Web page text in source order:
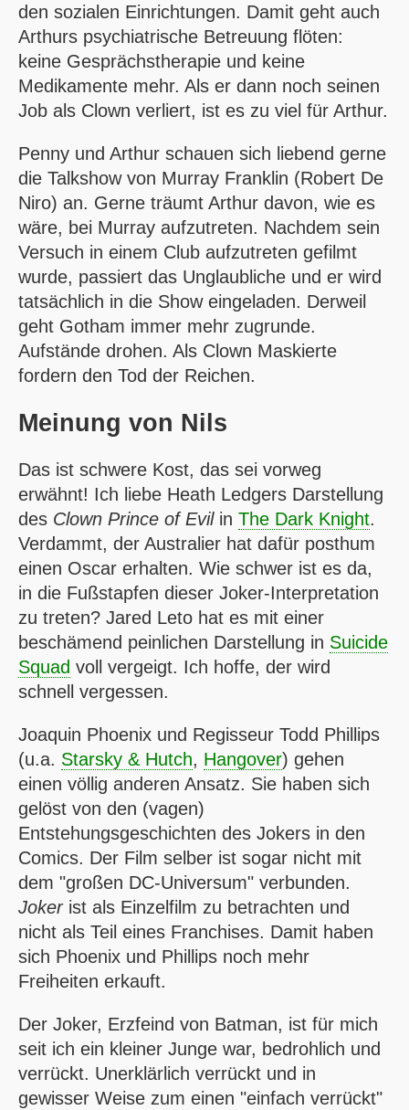
den sozialen Einrichtungen. Damit geht auch
Arthurs psychiatrische Betreuung flöten:
keine Gesprächstherapie und keine
Medikamente mehr. Als er dann noch seinen
Job als Clown verliert, ist es zu viel für Arthur.
Penny und Arthur schauen sich liebend gerne
die Talkshow von Murray Franklin (Robert De
Niro) an. Gerne träumt Arthur davon, wie es
wäre, bei Murray aufzutreten. Nachdem sein
Versuch in einem Club aufzutreten gefilmt
wurde, passiert das Unglaubliche und er wird
tatsächlich in die Show eingeladen. Derweil
geht Gotham immer mehr zugrunde.
Aufstände drohen. Als Clown Maskierte
fordern den Tod der Reichen.
Meinung von Nils
Das ist schwere Kost, das sei vorweg
erwähnt! Ich liebe Heath Ledgers Darstellung
des Clown Prince of Evilin The Dark Knight.
Verdammt, der Australier hat dafür posthum
einen Oscar erhalten. Wie schwer ist es da,
in die Fußstapfen dieser Joker-Interpretation
zu treten? Jared Leto hat es mit einer
beschämend peinlichen Darstellung in Suicide
Squad voll vergeigt. Ich hoffe, der wird
schnell vergessen.
Joaquin Phoenix und Regisseur Todd Phillips
(u.a. Starsky & Hutch, Hangover) gehen
einen völlig anderen Ansatz. Sie haben sich
gelöst von den (vagen)
Entstehungsgeschichten des Jokers in den
Comics. Der Film selber ist sogar nicht mit
dem "großen DC-Universum" verbunden.
Jokerist als Einzelfilm zu betrachten und
nicht als Teil eines Franchises. Damit haben
sich Phoenix und Phillips noch mehr
Freiheiten erkauft.
Der Joker, Erzfeind von Batman, ist für mich
seit ich ein kleiner Junge war, bedrohlich und
verrückt. Unerklärlich verrückt und in
gewisser Weise zum einen "einfach verrückt"